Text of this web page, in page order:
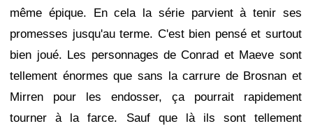
même épique. En cela la série parvient à tenir ses
promesses jusqu'au terme. C'est bien pensé et surtout
bien joué. Les personnages de Conrad et Maeve sont
tellement énormes que sans la carrure de Brosnan et
Mirren pour les endosser, ça pourrait rapidement
tourner à la farce. Sauf que là ils sont tellement